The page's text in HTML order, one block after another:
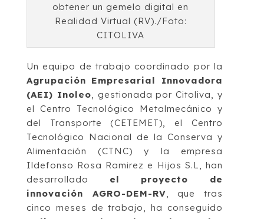
obtener un gemelo digital en
Realidad Virtual (RV)./Foto:
CITOLIVA
Un equipo de trabajo coordinado por la
Agrupación Empresarial Innovadora
(AEI) Inoleo , gestionada por Citoliva, y
el Centro Tecnológico Metalmecánico y
del Transporte (CETEMET), el Centro
Tecnológico Nacional de la Conserva y
Alimentación (CTNC) y la empresa
Ildefonso Rosa Ramirez e Hijos S.L, han
desarrollado el proyecto de
innovación AGRO-DEM-RV , que tras
cinco meses de trabajo, ha conseguido